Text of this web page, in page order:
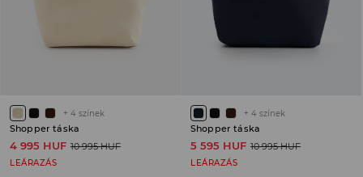
+ 4 színek
Shopper táska
4 995 HUF 10 995 HUF
LEÁRAZÁS
+ 4 színek
Shopper táska
5 595 HUF 10 995 HUF
LEÁRAZÁS